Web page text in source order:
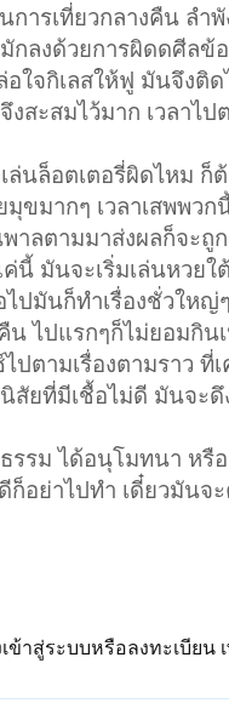
ารเที่ยวกลางคืน ลำพั
กลงด้วยการผิดดศีลข้
ใจกิเลสให้ฟู มันจึงติด
สะสมไว้มาก เวลาไป
นล็อตเตอรี่ผิดไหม ก็
ขมากๆ เวลาเสพพว
าลตามมาส่งผลก็จะถู
นี้ มันจะเริ่มเล่นหวย
ปมันก็ทำเรื่องชั่วใหญ่
น ไปแรกๆก็ไม่ยอมกิน
ตามเรื่องตามราว ที่
ยที่มีเชื้อไม่ดี มันจะดึ
รรม ได้อนุโมทนา หรือ
อย่าไปทำ เดี๋ยวมันจ
ข้าสู่ระบบหรือลงทะเบียน